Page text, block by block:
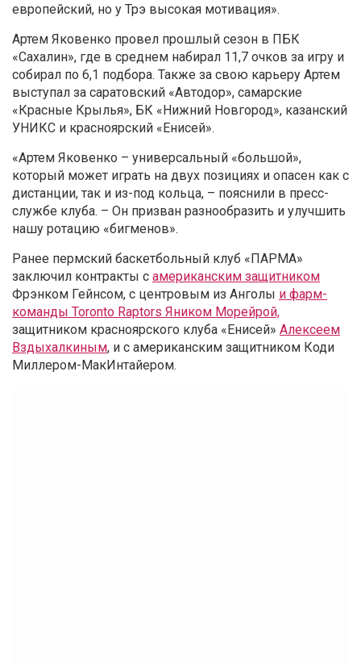
европейский, но у Трэ высокая мотивация».
Артем Яковенко провел прошлый сезон в ПБК
«Сахалин», где в среднем набирал 11,7 очков за игру и
собирал по 6,1 подбора. Также за свою карьеру Артем
выступал за саратовский «Автодор», самарские
«Красные Крылья», БК «Нижний Новгород», казанский
УНИКС и красноярский «Енисей».
«Артем Яковенко – универсальный «большой»,
который может играть на двух позициях и опасен как с
дистанции, так и из-под кольца, – пояснили в пресс-
службе клуба. – Он призван разнообразить и улучшить
нашу ротацию «бигменов».
Ранее пермский баскетбольный клуб «ПАРМА»
заключил контракты с американским защитником
Фрэнком Гейнсом, с центровым из Анголы и фарм-
команды Toronto Raptors Яником Морейрой,
защитником красноярского клуба «Енисей» Алексеем
Вздыхалкиным, и с американским защитником Коди
Миллером-МакИнтайером.